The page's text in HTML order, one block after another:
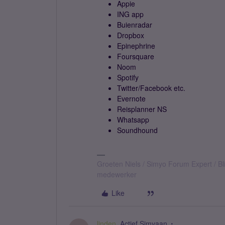
Appie
ING app
Buienradar
Dropbox
Epinephrine
Foursquare
Noom
Spotify
Twitter/Facebook etc.
Evernote
Reisplanner NS
Whatsapp
Soundhound
Groeten Niels / Simyo Forum Expert /
medewerker
Like